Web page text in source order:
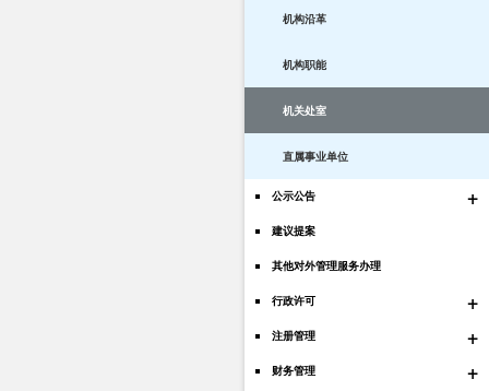
机构沿革
机构职能
机关处室
直属事业单位
公示公告 +
建议提案
其他对外管理服务办理
行政许可 +
注册管理 +
财务管理 +